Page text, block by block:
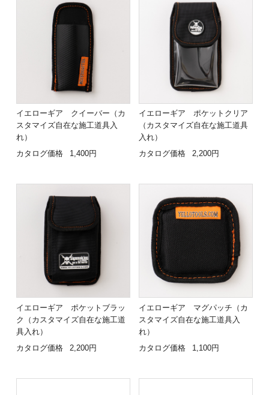
イエローギア クイーバー（カ
スタマイズ自在な施工道具入
れ）
カタログ価格
1,400円
イエローギア ポケットクリア
（カスタマイズ自在な施工道具
入れ）
カタログ価格
2,200円
イエローギア ポケットブラッ
ク（カスタマイズ自在な施工道
具入れ）
カタログ価格
2,200円
イエローギア マグパッチ（カ
スタマイズ自在な施工道具入
れ）
カタログ価格
1,100円